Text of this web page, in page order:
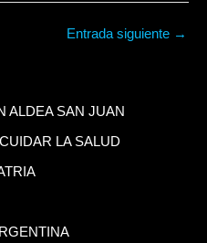
Entrada siguiente →
ALDEA SAN JUAN
LA SALUD